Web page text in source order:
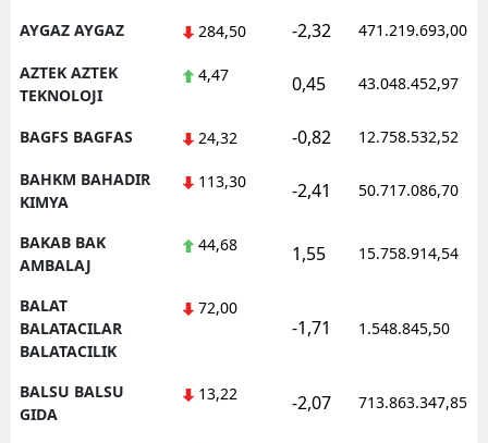
AYGAZ AYGAZ 284,50 -2,32 471.219.693,00
AZTEK AZTEK
TEKNOLOJI
4,47 0,45 43.048.452,97
BAGFS BAGFAS 24,32 -0,82 12.758.532,52
BAHKM BAHADIR
KIMYA
113,30 -2,41 50.717.086,70
BAKAB BAK
AMBALAJ
44,68 1,55 15.758.914,54
BALAT
BALATACILAR
BALATACILIK
72,00
-1,71 1.548.845,50
BALSU BALSU
GIDA
13,22 -2,07 713.863.347,85